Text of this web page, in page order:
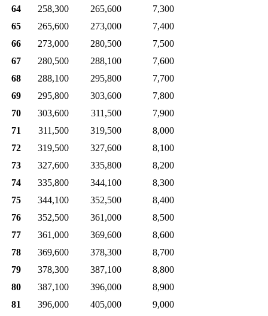
64
258,300 265,600
7,300
65
265,600 273,000
7,400
66
273,000 280,500
7,500
67
280,500 288,100
7,600
68
288,100 295,800
7,700
69
295,800 303,600
7,800
70
303,600 311,500
7,900
71
311,500 319,500
8,000
72
319,500 327,600
8,100
73
327,600 335,800
8,200
74
335,800 344,100
8,300
75
344,100 352,500
8,400
76
352,500 361,000
8,500
77
361,000 369,600
8,600
78
369,600 378,300
8,700
79
378,300 387,100
8,800
80
387,100 396,000
8,900
81
396,000 405,000
9,000